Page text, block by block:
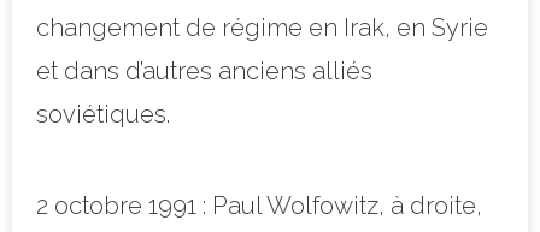
changement de régime en Irak, en Syrie
et dans d’autres anciens alliés
soviétiques.
2 octobre 1991 : Paul Wolfowitz, à droite,